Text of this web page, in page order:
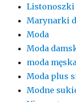
Listonoszki
Marynarki
Moda
Moda
moda
Moda plus
Modne